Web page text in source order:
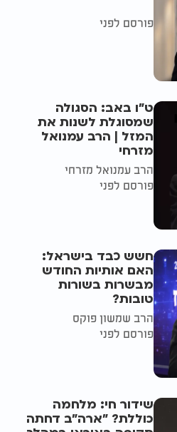
פורסם לפני
ט"ו באב: הסגולה
שמסוגלת לשנות את
המזל | הרב עמנואל
מזרחי
הרב עמנואל מזרחי
פורסם לפני
חשש כבד בישראל:
האם אותיות החודש
מבשרות בשורות
טובות?
הרב שמשון פוקס
פורסם לפני
שידור חי: מלחמה
כוללת? ״ארה"ב דחתה